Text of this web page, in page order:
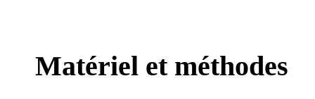
Matériel et méthodes